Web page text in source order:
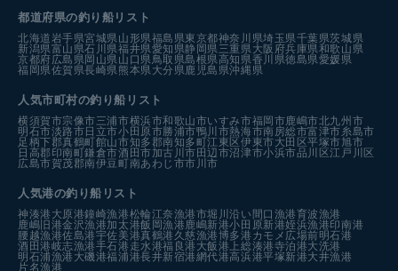
都道府県の釣り船リスト
北海道岩手県宮城県山形県福島県東京都神奈川県埼玉県千葉県茨城県
新潟県富山県石川県福井県愛知県静岡県三重県大阪府兵庫県和歌山県
京都府広島県岡山県山口県鳥取県島根県高知県香川県徳島県愛媛県
福岡県佐賀県長崎県熊本県大分県鹿児島県沖縄県
人気市町村の釣り船リスト
横須賀市宗像市三浦市横浜市和歌山市いすみ市福岡市鹿嶋市北九州市
明石市淡路市 日立市小田原市勝浦市鴨川市熱海市南房総市富津市糸島市
足柄下郡真鶴町館山市知多郡南知多町江東区伊東市大田区平塚市旭市
日高郡印南町鎌倉市酒田市加古川市 田辺市沼津市小浜市品川区江戸川区
広島市賀茂郡南伊豆町南あわじ市市川市
人気港の釣り船リスト
神湊港 大原港鐘崎漁港松輪江奈漁港市堀川沿い 間口漁港育波漁港
鹿嶋旧港金沢漁港加太港飯岡漁港鹿嶋新港小田原新港姪浜漁港印南港
腰越漁港佐島港宇佐美港真鶴港 久慈漁港博多港カモメ広場前明石港
酒田港岐志漁港手石港 走水港福良港 大飯港 上総湊港寺泊港大洗港
明石浦漁港 大磯港福浦港長井新宿港網代港高浜港平塚新港大井漁港
片名漁港